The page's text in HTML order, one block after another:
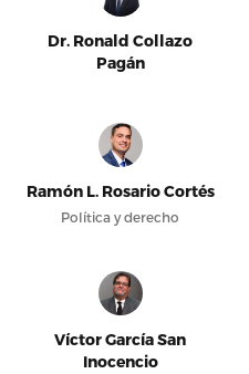
Dr. Ronald Collazo
Pagán
Ramón L. Rosario Cortés
Política y derecho
Víctor García San
Inocencio